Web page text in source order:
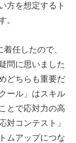
方を想定するト
。
任したので、
問に思いました
どちらも重要だ
ール」はスキル
とで応対力の高
対コンテスト」
ムアップにつな